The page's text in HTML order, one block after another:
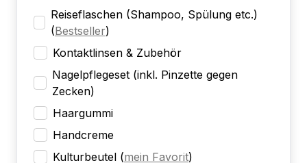
Reiseflaschen (Shampoo, Spülung etc.)
(Bestseller)
Kontaktlinsen & Zubehör
Nagelpflegeset (inkl. Pinzette gegen
Zecken)
Haargummi
Handcreme
Kulturbeutel (mein Favorit)